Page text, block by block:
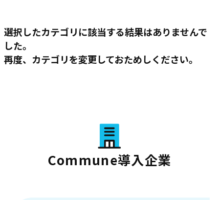
選択したカテゴリに該当する結果はありませんで
した。
再度、カテゴリを変更しておためしください。
Commune導入企業